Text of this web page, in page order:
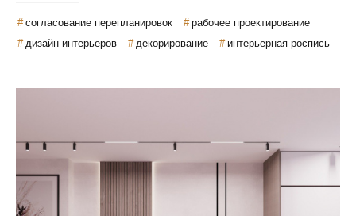
согласование перепланировок
рабочее проектирование
дизайн интерьеров
декорирование интерьерная роспись